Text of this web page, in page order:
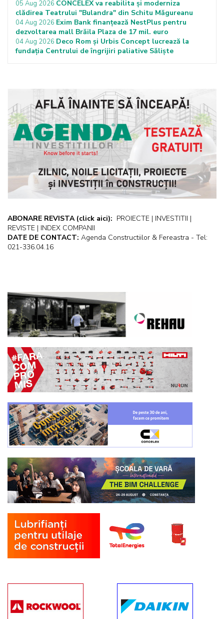
05 Aug 2026 CONCELEX va reabilita și moderniza
clădirea Teatrului "Bulandra" din Schitu Măgureanu
04 Aug 2026 Exim Bank finanțează NestPlus pentru
dezvoltarea mall Brăila Plaza de 17 mil. euro
04 Aug 2026 Deco Rom și Urbis Concept lucrează la
fundația Centrului de îngrijiri paliative Săliște
ABONARE REVISTA (click aici): PROIECTE | INVESTITII |
REVISTE | INDEX COMPANII
DATE DE CONTACT: Agenda Constructiilor & Fereastra - Tel:
021-336.04.16